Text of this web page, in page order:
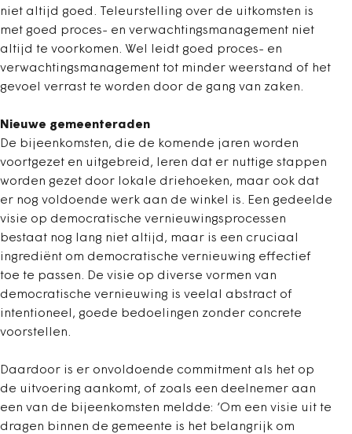
niet altijd goed. Teleurstelling over de uitkomsten is
met goed proces- en verwachtingsmanagement niet
altijd te voorkomen. Wel leidt goed proces- en
verwachtingsmanagement tot minder weerstand of het
gevoel verrast te worden door de gang van zaken.
Nieuwe gemeenteraden
De bijeenkomsten, die de komende jaren worden
voortgezet en uitgebreid, leren dat er nuttige stappen
worden gezet door lokale driehoeken, maar ook dat
er nog voldoende werk aan de winkel is. Een gedeelde
visie op democratische vernieuwingsprocessen
bestaat nog lang niet altijd, maar is een cruciaal
ingrediënt om democratische vernieuwing effectief
toe te passen. De visie op diverse vormen van
democratische vernieuwing is veelal abstract of
intentioneel, goede bedoelingen zonder concrete
voorstellen.
Daardoor is er onvoldoende commitment als het op
de uitvoering aankomt, of zoals een deelnemer aan
een van de bijeenkomsten meldde: ‘Om een visie uit te
dragen binnen de gemeente is het belangrijk om